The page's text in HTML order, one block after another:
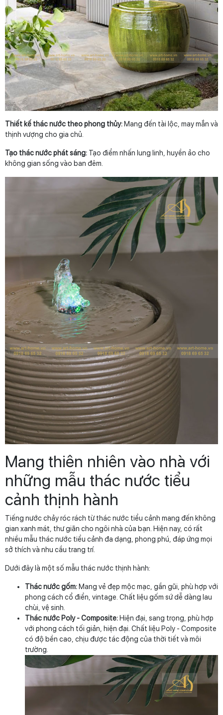
Thiết kế thác nước theo phong thủy: Mang đến tài lộc, may mắn và
thịnh vượng cho gia chủ.
Tạo thác nước phát sáng: Tạo điểm nhấn lung linh, huyền ảo cho
không gian sống vào ban đêm.
Mang thiên nhiên vào nhà với
những mẫu thác nước tiểu
cảnh thịnh hành
Tiếng nước chảy róc rách từ thác nước tiểu cảnh mang đến không
gian xanh mát, thư giãn cho ngôi nhà của bạn. Hiện nay, có rất
nhiều mẫu thác nước tiểu cảnh đa dạng, phong phú, đáp ứng mọi
sở thích và nhu cầu trang trí.
Dưới đây là một số mẫu thác nước thịnh hành:
Thác nước gốm: Mang vẻ đẹp mộc mạc, gần gũi, phù hợp với
phong cách cổ điển, vintage. Chất liệu gốm sứ dễ dàng lau
chùi, vệ sinh.
Thác nước Poly - Composite: Hiện đại, sang trọng, phù hợp
với phong cách tối giản, hiện đại. Chất liệu Poly - Composite
có độ bền cao, chịu được tác động của thời tiết và môi
trường.